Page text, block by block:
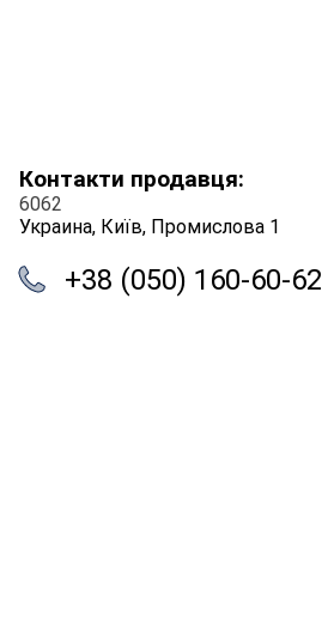
Контакти продавця:
6062
Украина, Київ, Промислова 1
+38 (050) 160-60-62